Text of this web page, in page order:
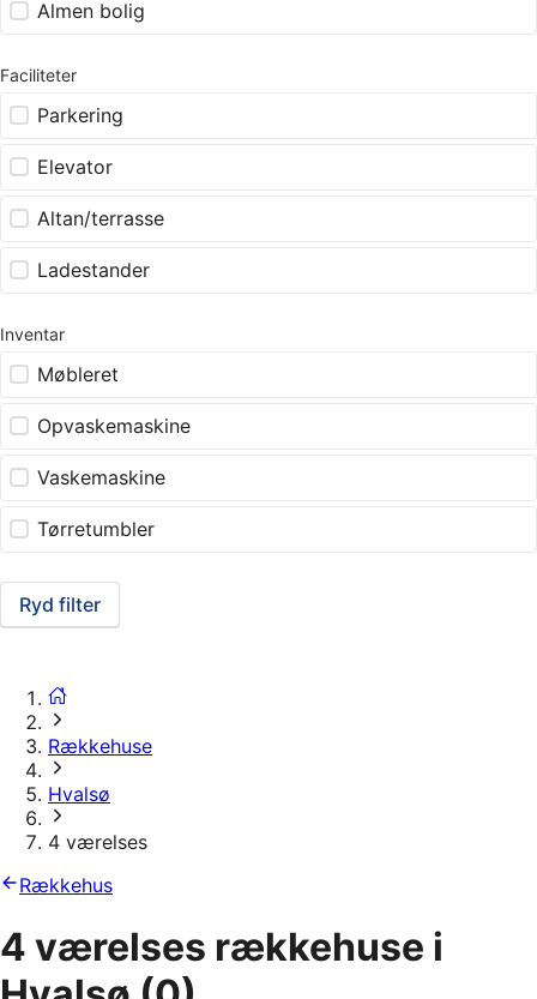
Almen bolig
Faciliteter
Parkering
Elevator
Altan/terrasse
Ladestander
Inventar
Møbleret
Opvaskemaskine
Vaskemaskine
Tørretumbler
Ryd filter
Rækkehuse
Hvalsø
4 værelses
Rækkehus
4 værelses rækkehuse i